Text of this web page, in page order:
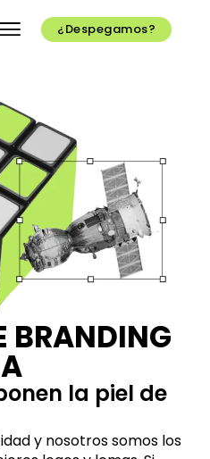
¿Despegamos?
BRANDING
la piel de
y nosotros somos los